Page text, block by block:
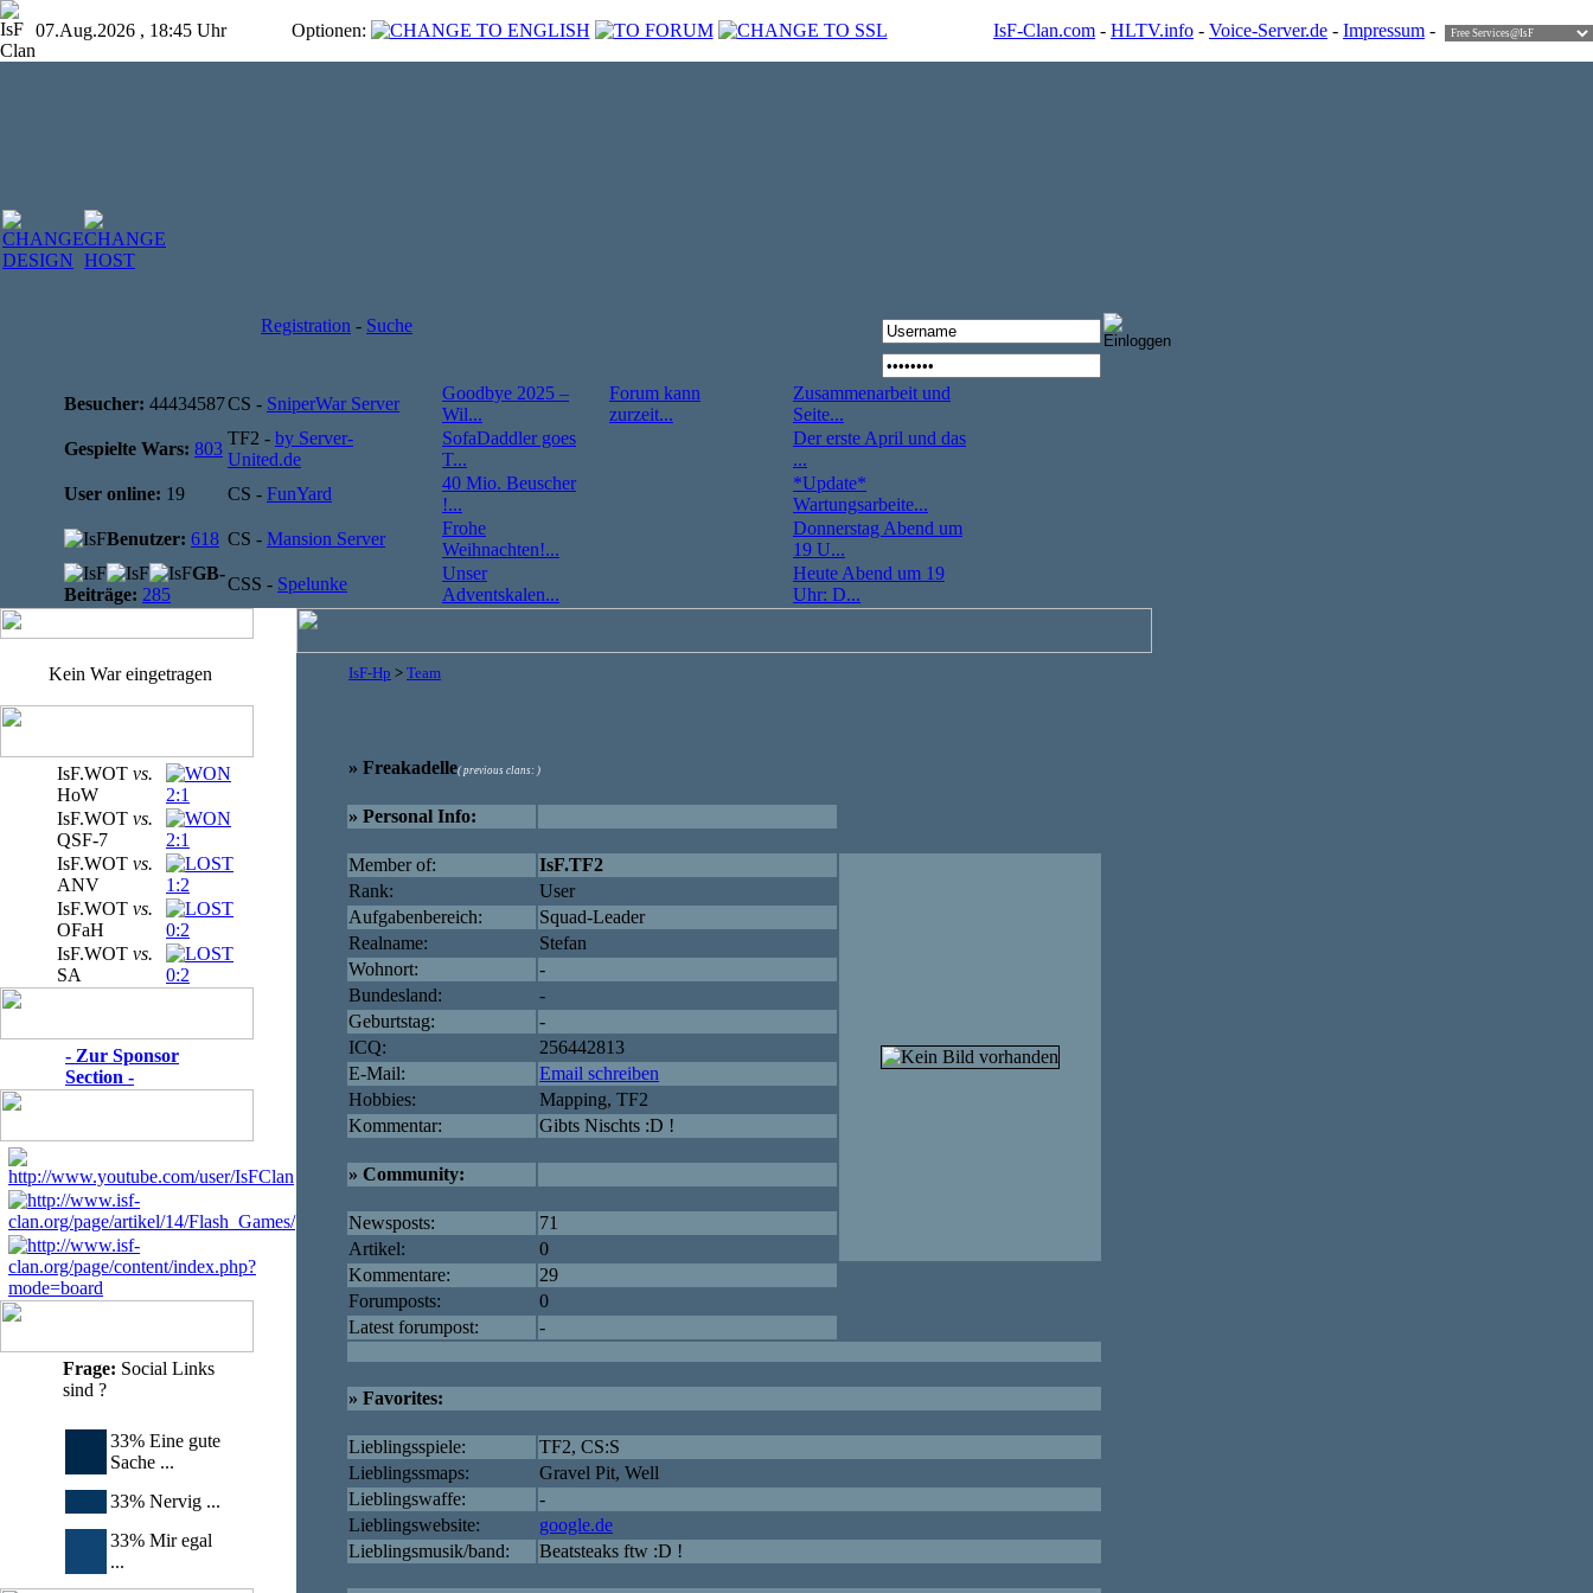
07.Aug.2026 , 18:45 Uhr Optionen: IsF-Clan.com - HLTV.info - Voice-Server.de - Impressum -
Registration - Suche
Besucher: 44434587CS - SniperWar Server
Goodbye 2025 –
Wil...
Forum kann
zurzeit...
Zusammenarbeit und
Seite...
Gespielte Wars: 803
TF2 - by Server-
United.de
SofaDaddler goes
T...
Der erste April und das
...
User online: 19 CS - FunYard
40 Mio. Beuscher
!...
*Update*
Wartungsarbeite...
Benutzer: 618 CS - Mansion Server
Frohe
Weihnachten!...
Donnerstag Abend um
19 U...
GB-
Beiträge: 285
CSS - Spelunke
Unser
Adventskalen...
Heute Abend um 19
Uhr: D...
Kein War eingetragen
IsF.WOT vs.
HoW
2:1
IsF.WOT vs.
QSF-7
2:1
IsF.WOT vs.
ANV
1:2
IsF.WOT vs.
OFaH
0:2
IsF.WOT vs.
SA
0:2
- Zur Sponsor
Section -
Frage: Social Links
sind ?
33% Eine gute
Sache ...
33% Nervig ...
33% Mir egal
...
IsF-Hp > Team
» Freakadelle( previous clans: )
» Personal Info:
Member of:
IsF.TF2
Rank:
User
Aufgabenbereich:
Squad-Leader
Realname:
Stefan
Wohnort:
-
Bundesland:
-
Geburtstag:
-
ICQ:
256442813
E-Mail:
Email schreiben
Hobbies:
Mapping, TF2
Kommentar:
Gibts Nischts :D !
» Community:
Newsposts:
71
Artikel:
0
Kommentare:
29
Forumposts:
0
Latest forumpost:
-
» Favorites:
Lieblingsspiele:
TF2, CS:S
Lieblingssmaps:
Gravel Pit, Well
Lieblingswaffe:
-
Lieblingswebsite:
google.de
Lieblingsmusik/band:
Beatsteaks ftw :D !